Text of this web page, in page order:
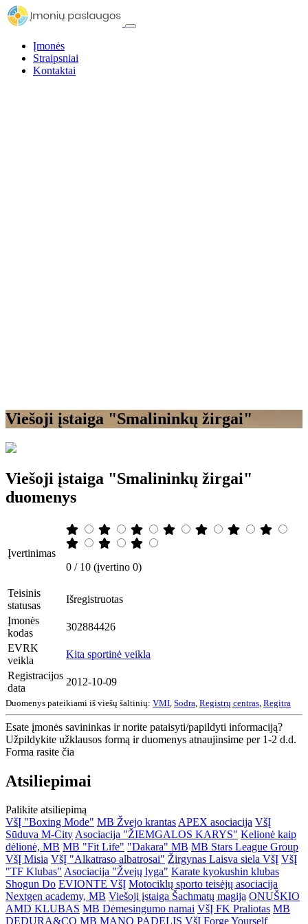
Įmonės
Straipsniai
Kontaktai
Viešoji įstaiga "Smalininkų žirgai"
Viešoji įstaiga "Smalininkų žirgai"
duomenys
Įvertinimas
0 / 10 (įvertino 0)
Teisinis
statusas
Išregistruotas
Įmonės
kodas
302884426
EVRK
veikla
Kita sportinė veikla
Registracijos
data
2012-10-09
Duomenys pateikiami iš viešų šaltinių: VMI Sodra Registrų centras Regitra
Esate įmonės savininkas ir norite pataisyti/papildyti informaciją?
Užpildykite užklausos formą ir duomenys atnaujinsime per 1-2 d.d.
Forma rasite čia
Atsiliepimai
Palikite atsiliepimą
VšĮ "Boxing Mode" MB Žvejo krantasAPEX asociacija VšĮ
Sūduva M-CityAsociacija "ŽIEMGALOS KARYS" Kelionė kaip
dėlionė, MB MB "Fit Life" "Dakara" MB MB Stars League Group
VšĮ Misia VšĮ "Alkatraso albatrosai" Žirgynas Laisva siela VšĮ VšĮ
"TF Klubas" Asociacija "Žvejų lyga" Karate kyokushin klubas
Shogun Do EVIONTE VšĮ Motociklų sporto teisėjų asociacija
Nextgen academy, MB Viešoji įstaiga Šachmatų magija ONUŠKIO
AMD KLUBAS MB Dėmesingumo namai VšĮ FK Praliotas MB
DEDURA&CO MB MANO PADELIS VšĮ Forge Yourself